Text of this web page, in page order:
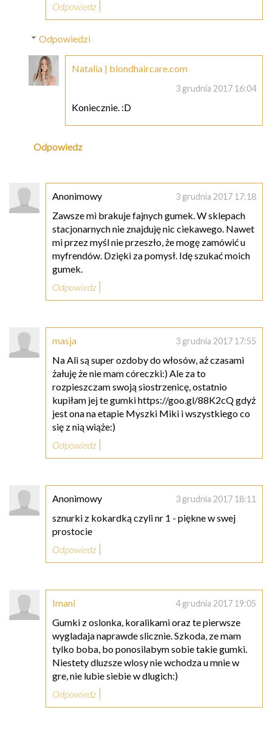
Odpowiedz
Odpowiedzi
Natalia | blondhaircare.com
3 grudnia 2017 16:04
Koniecznie. :D
Odpowiedz
Anonimowy 3 grudnia 2017 17:18
Zawsze mi brakuje fajnych gumek. W sklepach
stacjonarnych nie znajduję nic ciekawego. Nawet
mi przez myśl nie przeszło, że mogę zamówić u
myfrendów. Dzięki za pomysł. Idę szukać moich
gumek.
Odpowiedz
masja 3 grudnia 2017 17:55
Na Ali są super ozdoby do włosów, aż czasami
żałuję że nie mam córeczki:) Ale za to
rozpieszczam swoją siostrzenicę, ostatnio
kupiłam jej te gumki https://goo.gl/88K2cQ gdyż
jest ona na etapie Myszki Miki i wszystkiego co
się z nią wiąże:)
Odpowiedz
Anonimowy 3 grudnia 2017 18:11
sznurki z kokardką czyli nr 1 - piękne w swej
prostocie
Odpowiedz
Imani 4 grudnia 2017 19:05
Gumki z oslonka, koralikami oraz te pierwsze
wygladaja naprawde slicznie. Szkoda, ze mam
tylko boba, bo ponosilabym sobie takie gumki.
Niestety dluzsze wlosy nie wchodza u mnie w
gre, nie lubie siebie w dlugich:)
Odpowiedz